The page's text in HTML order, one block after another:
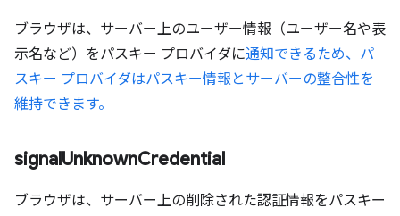
ブラウザは、サーバー上のユーザー情報（ユーザー名や表
示名など）をパスキー プロバイダに通知できるため、パ
スキー プロバイダはパスキー情報とサーバーの整合性を
維持できます。
signalUnknownCredential
ブラウザは、サーバー上の削除された認証情報をパスキー